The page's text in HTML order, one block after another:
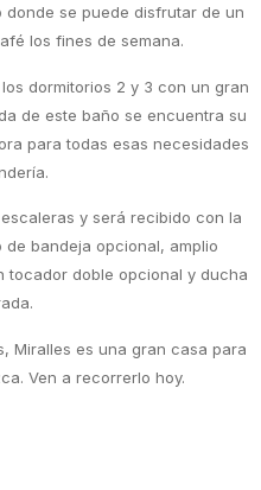
se puede disfrutar de un
los fines de semana.
dormitorios 2 y 3 con un gran
de este baño se encuentra su
para todas esas necesidades
y será recibido con la
bandeja opcional, amplio
tocador doble opcional y ducha
Miralles es una gran casa para
Ven a recorrerlo hoy.